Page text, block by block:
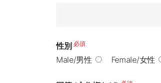
性別 必須
Male/男性 Female/女性